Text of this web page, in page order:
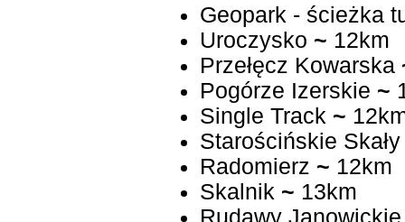
Geopark - ścieżka
Uroczysko ~ 12km
Przełęcz Kowarska
Pogórze Izerskie ~
Single Track ~
Starościńskie Skały
Radomierz ~ 12km
Skalnik ~ 13km
Rudawy Janowickie